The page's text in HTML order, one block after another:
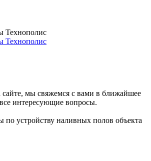
Технополис
сайте, мы свяжемся с вами в ближайшее
интересующие вопросы.
по устройству наливных полов объекта